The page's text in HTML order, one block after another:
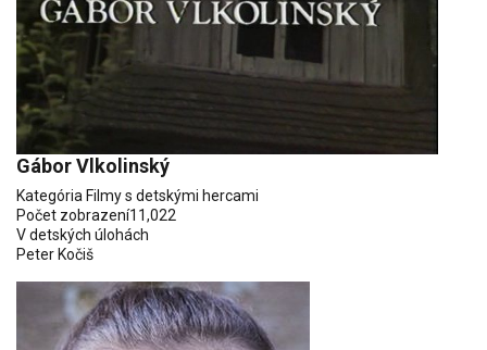
Gábor Vlkolinský
Kategória Filmy s detskými hercami
Počet zobrazení11,022
V detských úlohách
Peter Kočiš